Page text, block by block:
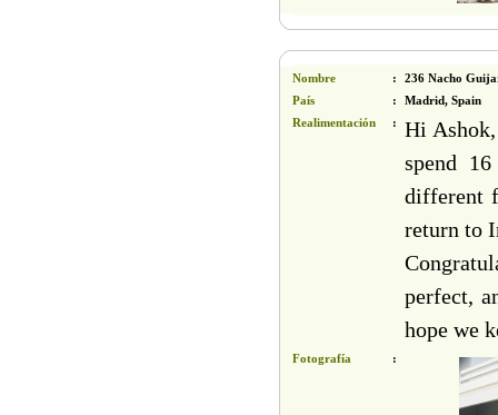
Nombre :
236 Nacho
País
:
Madrid, Spain
Realimentación
:
Hi
spend
different
return to
perfect,
hope we
Fotografía :